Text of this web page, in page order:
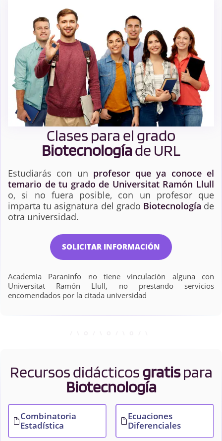
Clases para el grado
Biotecnologíade URL
Estudiarás con un profesor que ya conoce el
temario de tu grado de Universitat Ramón Llull
o, si no fuera posible, con un profesor que
imparta tu asignatura del grado Biotecnología de
otra universidad.
SOLICITAR INFORMACIÓN
Academia Paraninfo no tiene vinculación alguna con
Universitat Ramón Llull, no prestando servicios
encomendados por la citada universidad
Recursos didácticosgratispara
Biotecnología
Combinatoria
Estadística
Ecuaciones
Diferenciales